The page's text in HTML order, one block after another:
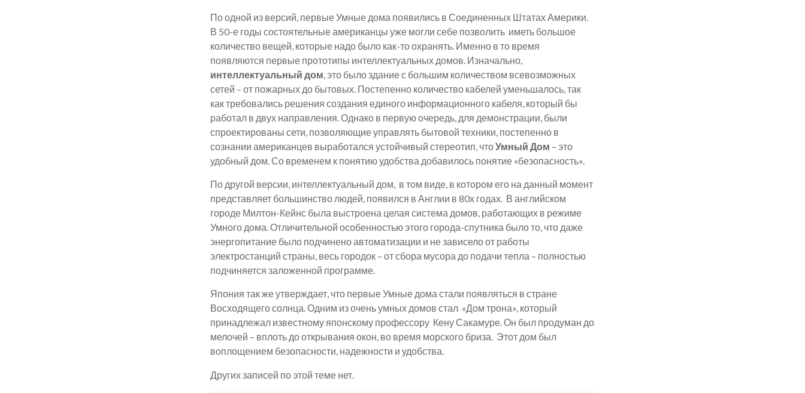
По одной из версий, первые Умные дома появились в Соединенных Штатах Америки.
В 50-е годы состоятельные американцы уже могли себе позволить иметь большое
количество вещей, которые надо было как-то охранять. Именно в то время
появляются первые прототипы интеллектуальных домов. Изначально,
интеллектуальный дом, это было здание с большим количеством всевозможных
сетей – от пожарных до бытовых. Постепенно количество кабелей уменьшалось, так
как требовались решения создания единого информационного кабеля, который бы
работал в двух направления. Однако в первую очередь, для демонстрации, были
спроектированы сети, позволяющие управлять бытовой техники, постепенно в
сознании американцев выработался устойчивый стереотип, чтоУмный Дом – это
удобный дом. Со временем к понятию удобства добавилось понятие «безопасность».
По другой версии, интеллектуальный дом, в том виде, в котором его на данный момент
представляет большинство людей, появился в Англии в 80х годах. В английском
городе Милтон-Кейнс была выстроена целая система домов, работающих в режиме
Умного дома. Отличительной особенностью этого города-спутника было то, что даже
энергопитание было подчинено автоматизации и не зависело от работы
электростанций страны, весь городок – от сбора мусора до подачи тепла – полностью
подчиняется заложенной программе.
Япония так же утверждает, что первые Умные дома стали появляться в стране
Восходящего солнца. Одним из очень умных домов стал «Дом трона», который
принадлежал известному японскому профессору Кену Сакамуре. Он был продуман до
мелочей – вплоть до открывания окон, во время морского бриза. Этот дом был
воплощением безопасности, надежности и удобства.
Других записей по этой теме нет.